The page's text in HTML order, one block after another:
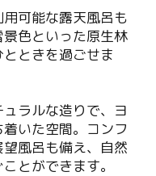
可能な露天風呂も
色といった原生林
ときを過ごせま
ラルな造りで、ヨ
いた空間。コンフ
風呂も備え、自然
とができます。